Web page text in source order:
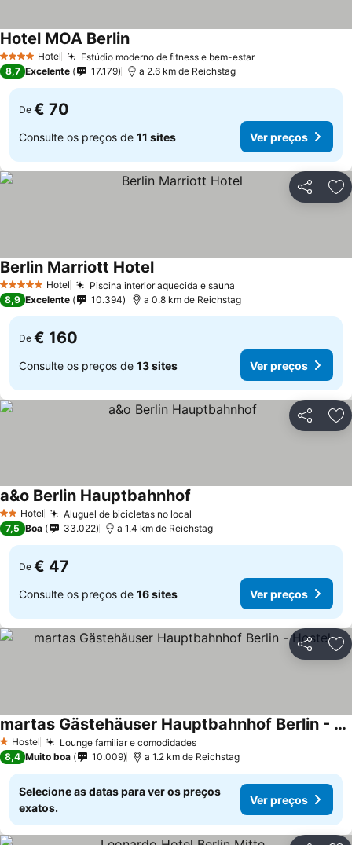
4 EstrelasHotel Estúdio moderno de fitness e bem-estar
Hotel MOA Berlin
8,7 Excelente 17.179 a 2.6 km de Reichstag
De € 70
Consulte os preços de 11 sites Ver preços
Partilhar
5 Estrelas Hotel Piscina interior aquecida e sauna
Berlin Marriott Hotel
8,9 Excelente 10.394 a 0.8 km de Reichstag
De € 160
Consulte os preços de 13 sites Ver preços
Partilhar
2 Estrelas
Hotel Aluguel de bicicletas no local
a&o Berlin Hauptbahnhof
7,5 Boa 33.022 a 1.4 km de Reichstag
De € 47
Consulte os preços de 16 sites Ver preços
Partilhar
1 Estrelas
Hostel Lounge familiar e comodidades
martas Gästehäuser Hauptbahnhof Berlin - Hostel
8,4 Muito boa 10.009 a 1.2 km de Reichstag
Selecione as datas para ver os preços
exatos.
Ver preços